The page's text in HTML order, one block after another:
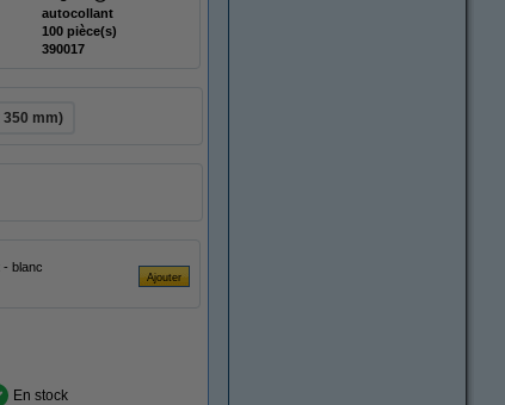
autocollant
100 pièce(s)
390017
350 mm)
Credit - blanc
En stock